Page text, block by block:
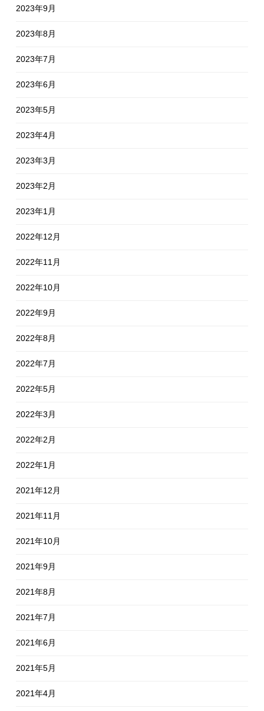
2023年9月
2023年8月
2023年7月
2023年6月
2023年5月
2023年4月
2023年3月
2023年2月
2023年1月
2022年12月
2022年11月
2022年10月
2022年9月
2022年8月
2022年7月
2022年5月
2022年3月
2022年2月
2022年1月
2021年12月
2021年11月
2021年10月
2021年9月
2021年8月
2021年7月
2021年6月
2021年5月
2021年4月